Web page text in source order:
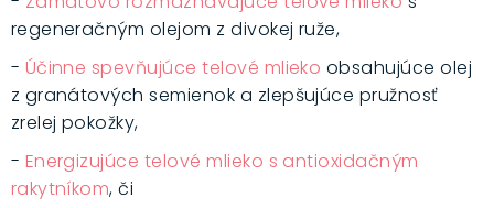
regeneračným olejom z divokej ruže,
- Účinne spevňujúce telové mlieko obsahujúce olej
z granátových semienok a zlepšujúce pružnosť
zrelej pokožky,
- Energizujúce telové mlieko s antioxidačným
rakytníkom,či